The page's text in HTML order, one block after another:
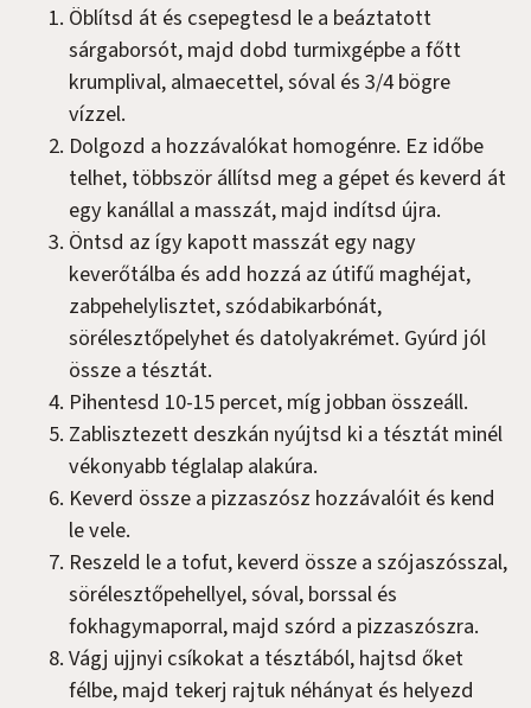
Öblítsd át és csepegtesd le a beáztatott
sárgaborsót, majd dobd turmixgépbe a főtt
krumplival, almaecettel, sóval és 3/4 bögre
vízzel.
Dolgozd a hozzávalókat homogénre. Ez időbe
telhet, többször állítsd meg a gépet és keverd át
egy kanállal a masszát, majd indítsd újra.
Öntsd az így kapott masszát egy nagy
keverőtálba és add hozzá az útifű maghéjat,
zabpehelylisztet, szódabikarbónát,
sörélesztőpelyhet és datolyakrémet. Gyúrd jól
össze a tésztát.
Pihentesd 10-15 percet, míg jobban összeáll.
Zablisztezett deszkán nyújtsd ki a tésztát minél
vékonyabb téglalap alakúra.
Keverd össze a pizzaszósz hozzávalóit és kend
le vele.
Reszeld le a tofut, keverd össze a szójaszósszal,
sörélesztőpehellyel, sóval, borssal és
fokhagymaporral, majd szórd a pizzaszószra.
Vágj ujjnyi csíkokat a tésztából, hajtsd őket
félbe, majd tekerj rajtuk néhányat és helyezd